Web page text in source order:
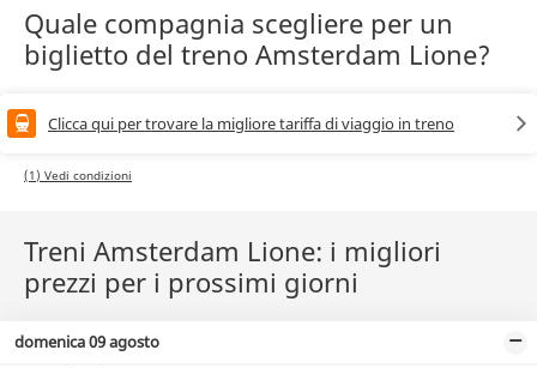
Quale compagnia scegliere per un
biglietto del treno Amsterdam Lione?
Clicca qui per trovare la migliore tariffa di viaggio in treno
(1) Vedi condizioni
Treni Amsterdam Lione: i migliori
prezzi per i prossimi giorni
domenica 09 agosto